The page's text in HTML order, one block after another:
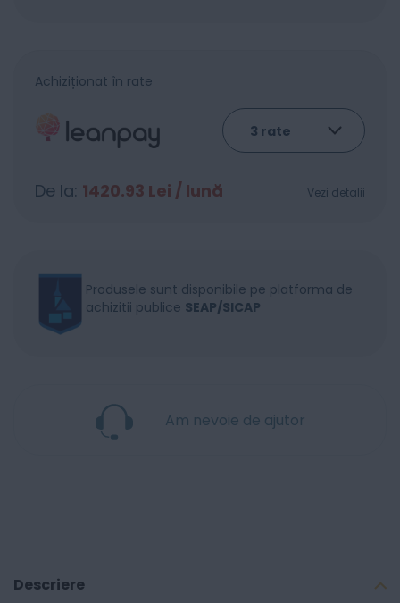
Achiziționat în rate
De la: 1420.93 Lei / lună Vezi detalii
Produsele sunt disponibile pe platforma de
achizitii publice SEAP/SICAP
Am nevoie de ajutor
Descriere